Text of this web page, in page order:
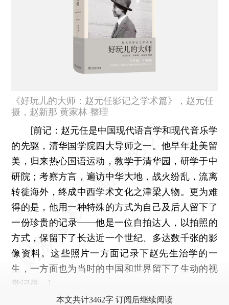
《好玩儿的大师：赵元任影记之学术篇》，赵元任
摄，赵新那 黄家林 整理
[前记： 赵元任是中国现代语言学和现代音乐学
的先驱，清华国学院四大导师之一。他早年赴美留
美，归来热心国语运动，教学于清华园，研学于中
研院；考察方言，遍访中华大地，战火纷乱，流离
转徙海外，终成中西学术文化之津梁人物。更为难
得的是，他用一种特殊的方式为自己及后人留下了
一份珍贵的记录——他是一位自拍达人，以拍照的
方式，保留下了长达近一个世纪、多达数千张的影
像资料。这些照片一方面记录下赵先生治学的一
生，一方面也为当时的中国和世界留下了生动的视
觉记录。]
本文共计3462字 订阅后继续阅读